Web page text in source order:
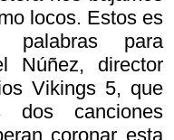
locos. Estos es
para
Núñez, director
Vikings 5, que
dos canciones
coronar esta